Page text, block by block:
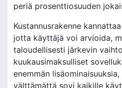
periä prosenttiosuuden
Kustannusrakenne
jotta käyttäjä voi arvioida,
taloudellisesti järkevin
kuukausimaksulliset
enemmän
välttämättä sovi kaikille